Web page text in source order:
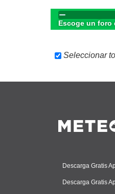
Escoge un foro
Seleccionar
Descarga Gratis
Descarga Gratis